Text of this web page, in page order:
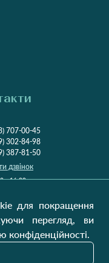
707-00-45
302-84-98
387-81-50
дзвінок
- 16:00
Луцьк, 43000
карті
для покращення
перегляд, ви